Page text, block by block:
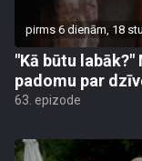
pirms 6 dienām, 18
"Kā būtu
padomu par
63. epizode